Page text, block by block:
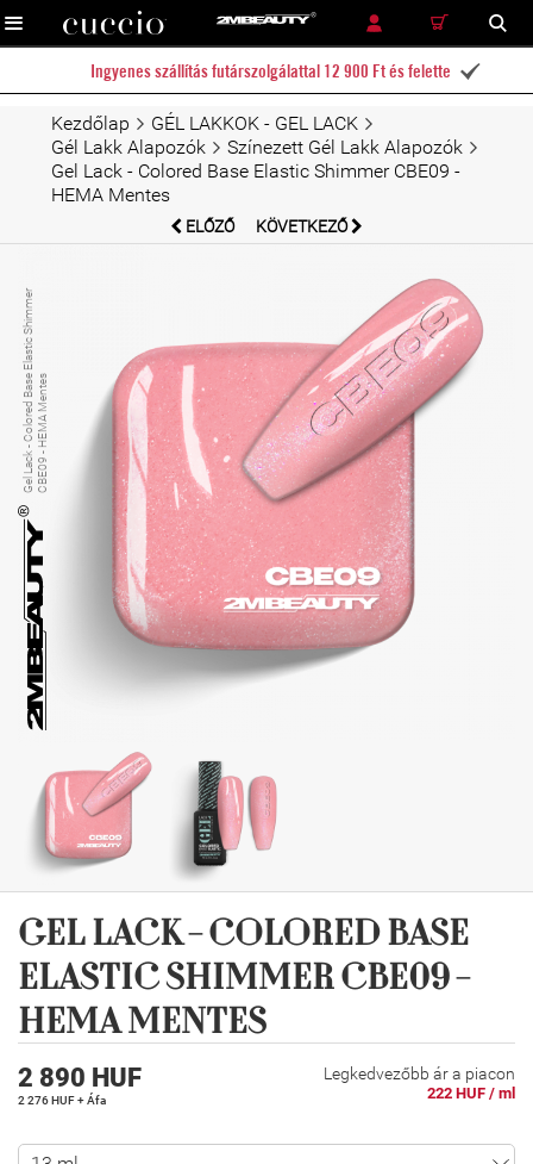
RÉSZLETES KERESÉS KERESÉS
Ingyenes szállítás futárszolgálattal 12 900 Ft és felette 
Kezdőlap
GÉL LAKKOK - GEL LACK
Gél Lakk Alapozók
Színezett Gél Lakk Alapozók
Gel Lack - Colored Base Elastic Shimmer CBE09 -
HEMA Mentes
ELŐZŐ KÖVETKEZŐ
G
el
L
a
c
k
-
C
ol
o
r
e
d
B
a
se
El
a
s
ti
c
S
hi
m
m
e
r
C
B
E
0
9
-
H
E
M
A
M
e
n
t
es
GEL LACK - COLORED BASE
ELASTIC SHIMMER CBE09 -
HEMA MENTES
Legkedvezőbb ár a piacon
222 HUF / ml
2 890 HUF
2 276 HUF + Áfa